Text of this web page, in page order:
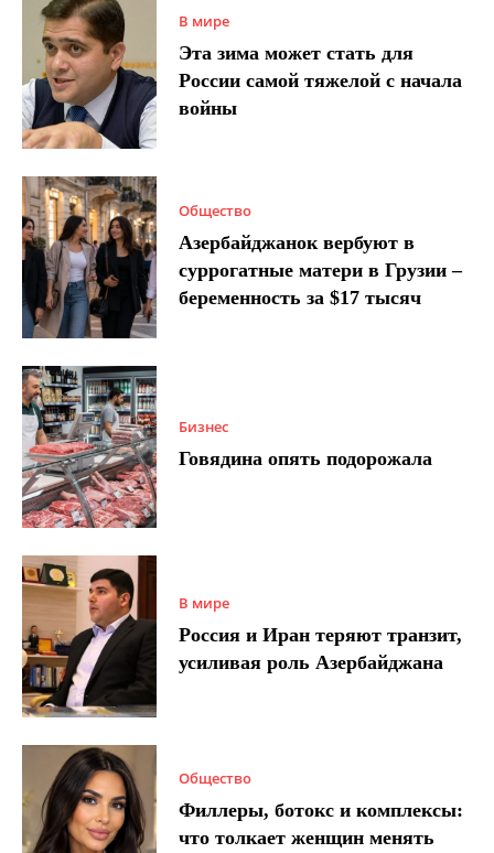
В мире
Эта зима может стать для
России самой тяжелой с начала
войны
Общество
Азербайджанок вербуют в
суррогатные матери в Грузии –
беременность за $17 тысяч
Бизнес
Говядина опять подорожала
В мире
Россия и Иран теряют транзит,
усиливая роль Азербайджана
Общество
Филлеры, ботокс и комплексы:
что толкает женщин менять